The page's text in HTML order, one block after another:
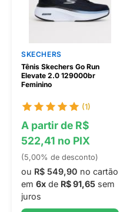
SKECHERS
Tênis Skechers Go Run
Elevate 2.0 129000br
Feminino
(1)
A partir de R$
522,41 no PIX
(5,00% de desconto)
ou R$ 549,90 no cartão
em 6x de R$ 91,65 sem
juros